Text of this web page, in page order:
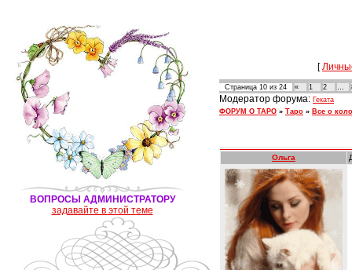
ВОПРОСЫ АДМИНИСТРАТОРУ
задавайте в этой теме
[
Страница 10 из 24 « 1 2 …
Модератор форума: Геката
ФОРУМ О ТАРО » Таро » Все о
Ольга